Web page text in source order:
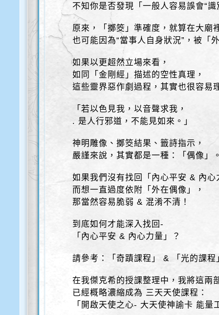
不知你是否發現「一般人容易誤會“
原來，「擲筊」準確度，就算在大廟
也可能因為“當事人自身狀況”，被「
如果以更超然立場來看，
如同「金剛經」描述的空性真理，
這些靈界惡作劇過程，其實也很容易
「若以色見我，以音聲求我，
. 是人行邪道，不能見如來。」
神明雕像、擲筊結果、籤詩指示，
嚴謹來說，其實都是一種：「偶像」
如果我們沒有找回「內心平安 & 內心
而想一直過度依附「外在偶像」，
那當然容易脆弱 & 混淆不清！
到底如何才能深入找回-
「內心平安 & 內心力量」？
請參考：「奇蹟課程」 & 「光的課程
在我傑克希的授課整理中，我將這兩
已經概略濃縮成為 三天天使課程：
「開啟天使之心- 大天使神諭卡 能量